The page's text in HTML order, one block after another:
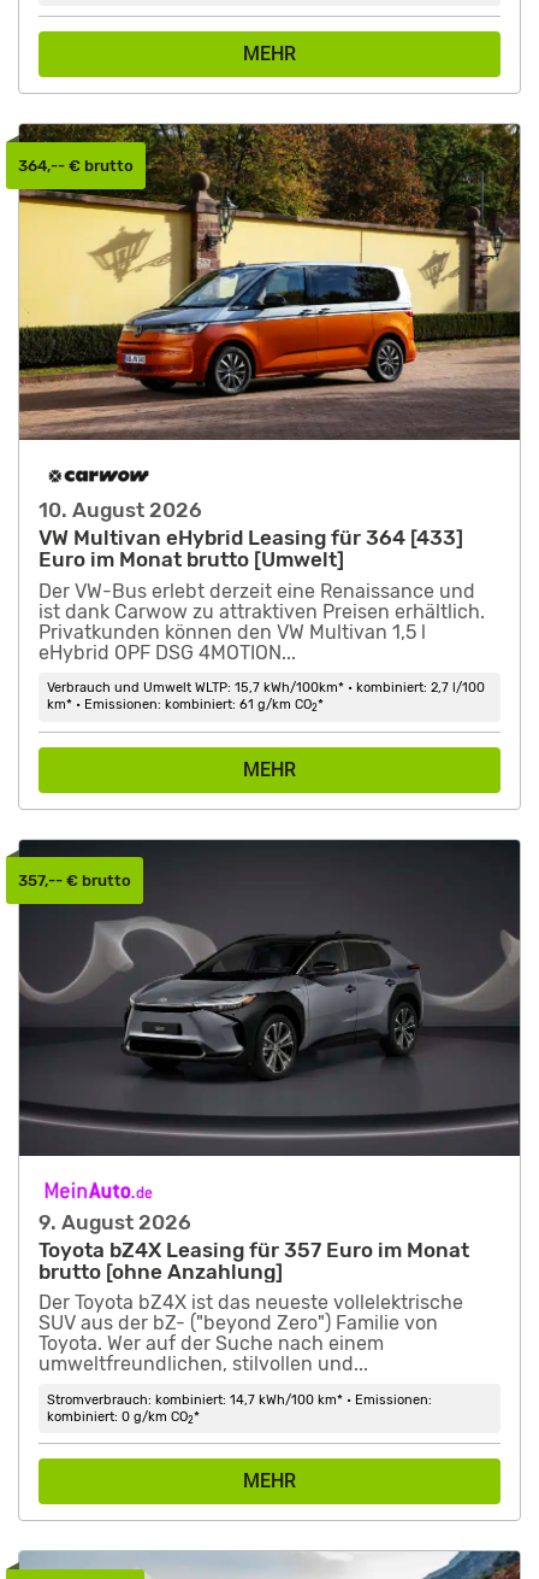
MEHR
10. August 2026
VW Multivan eHybrid Leasing für 364 [433]
Euro im Monat brutto [Umwelt]
Der VW-Bus erlebt derzeit eine Renaissance und
ist dank Carwow zu attraktiven Preisen erhältlich.
Privatkunden können den VW Multivan 1,5 l
eHybrid OPF DSG 4MOTION...
Verbrauch und Umwelt WLTP: 15,7 kWh/100km* • kombiniert: 2,7 l/100
km* • Emissionen: kombiniert: 61 g/km CO2*
MEHR
364,-- € brutto
9. August 2026
Toyota bZ4X Leasing für 357 Euro im Monat
brutto [ohne Anzahlung]
Der Toyota bZ4X ist das neueste vollelektrische
SUV aus der bZ- ("beyond Zero") Familie von
Toyota. Wer auf der Suche nach einem
umweltfreundlichen, stilvollen und...
Stromverbrauch: kombiniert: 14,7 kWh/100 km* • Emissionen:
kombiniert: 0 g/km CO2*
MEHR
357,-- € brutto